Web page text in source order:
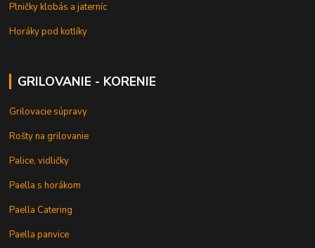
Plničky klobás a jaterníc
Horáky pod kotlíky
GRILOVANIE - KORENIE
Grilovacie súpravy
Rošty na grilovanie
Palice, vidličky
Paella s horákom
Paella Catering
Paella panvice